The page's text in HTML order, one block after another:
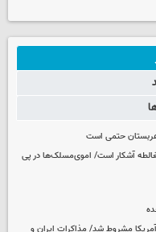
عربستان حتمی است
آشکار است/ اموی‌مسلک‌ها در پی
مشروط شد/ مذاکرات ایران و